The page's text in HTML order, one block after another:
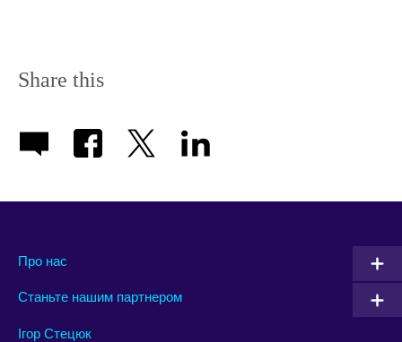
Share this
Про нас
Станьте нашим партнером
Ігор Стецюк